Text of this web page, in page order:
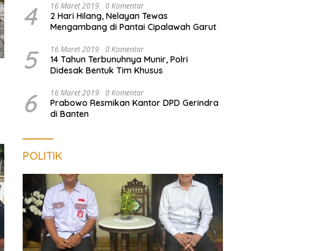
4 16 Maret 2019 0 Komentar
2 Hari Hilang, Nelayan Tewas
Mengambang di Pantai Cipalawah Garut
5 16 Maret 2019 0 Komentar
14 Tahun Terbunuhnya Munir, Polri
Didesak Bentuk Tim Khusus
6 16 Maret 2019 0 Komentar
Prabowo Resmikan Kantor DPD Gerindra
di Banten
POLITIK